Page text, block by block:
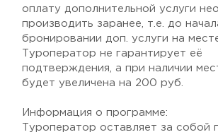
оплату дополнительной услуги
производить заранее, т.е. до
бронировании доп. услуги на
Туроператор не гарантирует её
подтверждения, а при наличии
будет увеличена на 200 руб.
Информация о программе:
Туроператор оставляет за собой